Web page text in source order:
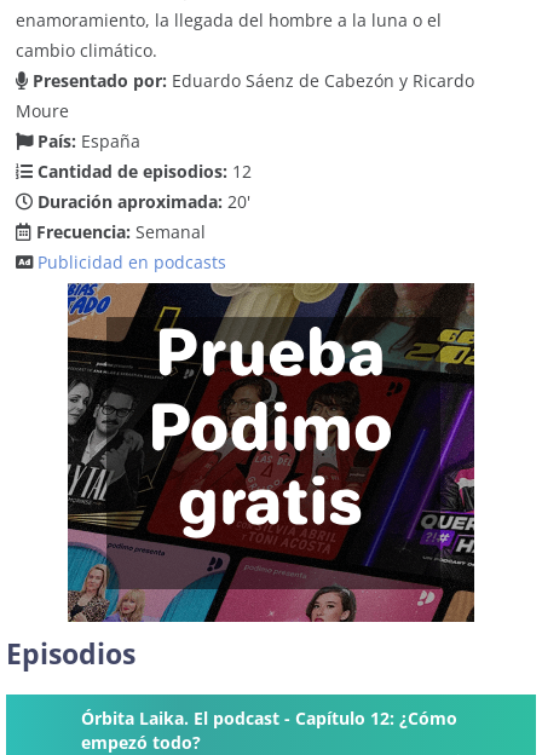
enamoramiento, la llegada del hombre a la luna o el
cambio climático.
Presentado por: Eduardo Sáenz de Cabezón y Ricardo
Moure
País: España
Cantidad de episodios: 12
Duración aproximada: 20'
Frecuencia: Semanal
Publicidad en podcasts
Episodios
Órbita Laika. El podcast - Capítulo 12: ¿Cómo
empezó todo?